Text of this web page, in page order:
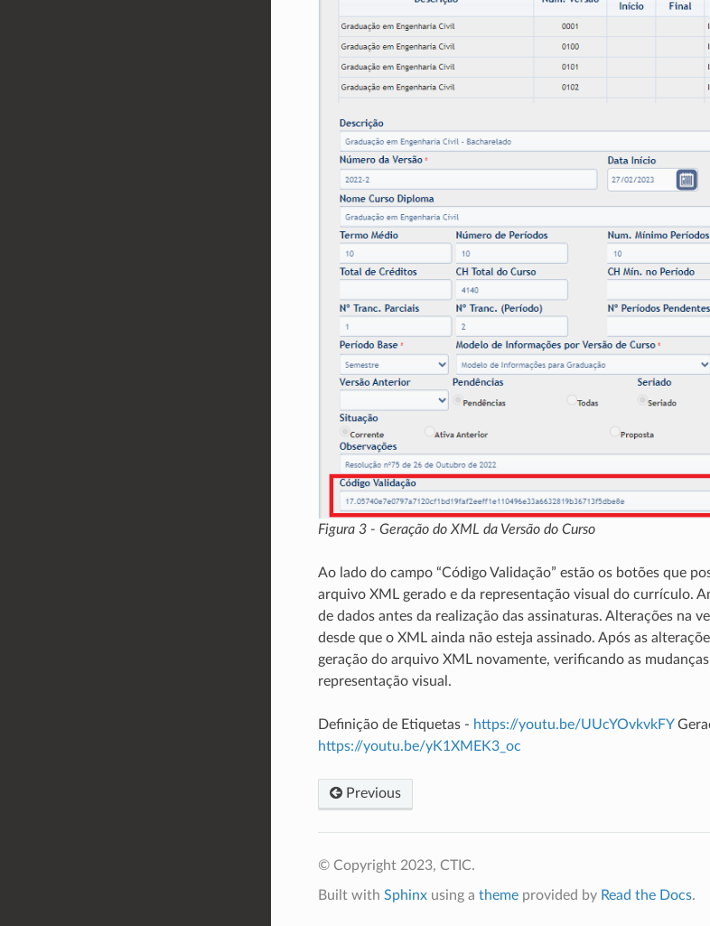
Figura 3 - Geração do XML da Versão do Curso
Ao lado do campo “Código Validação” estão os botões que
arquivo XML gerado e da representação visual do currículo.
de dados antes da realização das assinaturas. Alterações na
desde que o XML ainda não esteja assinado. Após as
geração do arquivo XML novamente, verificando as
representação visual.
Definição de Etiquetas - https://youtu.be/UUcYOvkvkFY
https://youtu.be/yK1XMEK3_oc
Previous
© Copyright 2023, CTIC.
Built with Sphinxusing a themeprovided by Read the Docs.